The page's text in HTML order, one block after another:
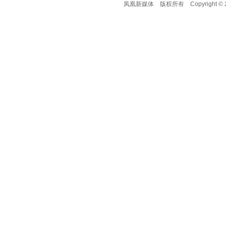
凤凰新媒体
版权所有 Copyright ©